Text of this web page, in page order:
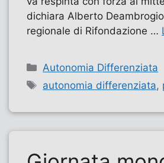
dichiara Alberto
regionale di Rifondazione …
Categorie
Autonomia Differenziata
Tag
autonomia differenziata,